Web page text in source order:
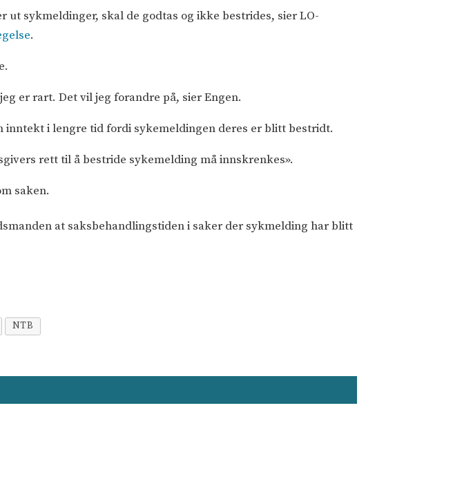
ut sykmeldinger, skal de godtas og ikke bestrides, sier LO-
.
er rart. Det vil jeg forandre på, sier Engen.
i lengre tid fordi sykemeldingen deres er blitt bestridt.
rett til å bestride sykemelding må innskrenkes».
saken.
at saksbehandlingstiden i saker der sykmelding har blitt
NTB